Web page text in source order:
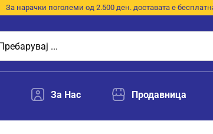
За нарачки поголеми од 2.500 ден. доставата е
За Нас Продавница